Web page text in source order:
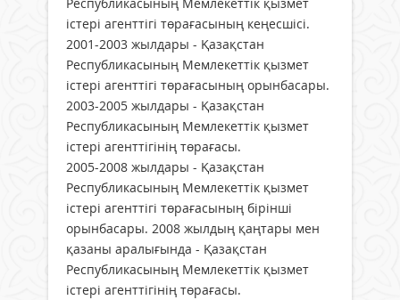
істері агенттігі төрағасының кеңесшісі.
2001-2003 жылдары - Қазақстан
Республикасының Мемлекеттік қызмет
істері агенттігі төрағасының орынбасары.
2003-2005 жылдары - Қазақстан
Республикасының Мемлекеттік қызмет
істері агенттігінің төрағасы.
2005-2008 жылдары - Қазақстан
Республикасының Мемлекеттік қызмет
істері агенттігі төрағасының бірінші
орынбасары. 2008 жылдың қаңтары мен
қазаны аралығында - Қазақстан
Республикасының Мемлекеттік қызмет
істері агенттігінің төрағасы.